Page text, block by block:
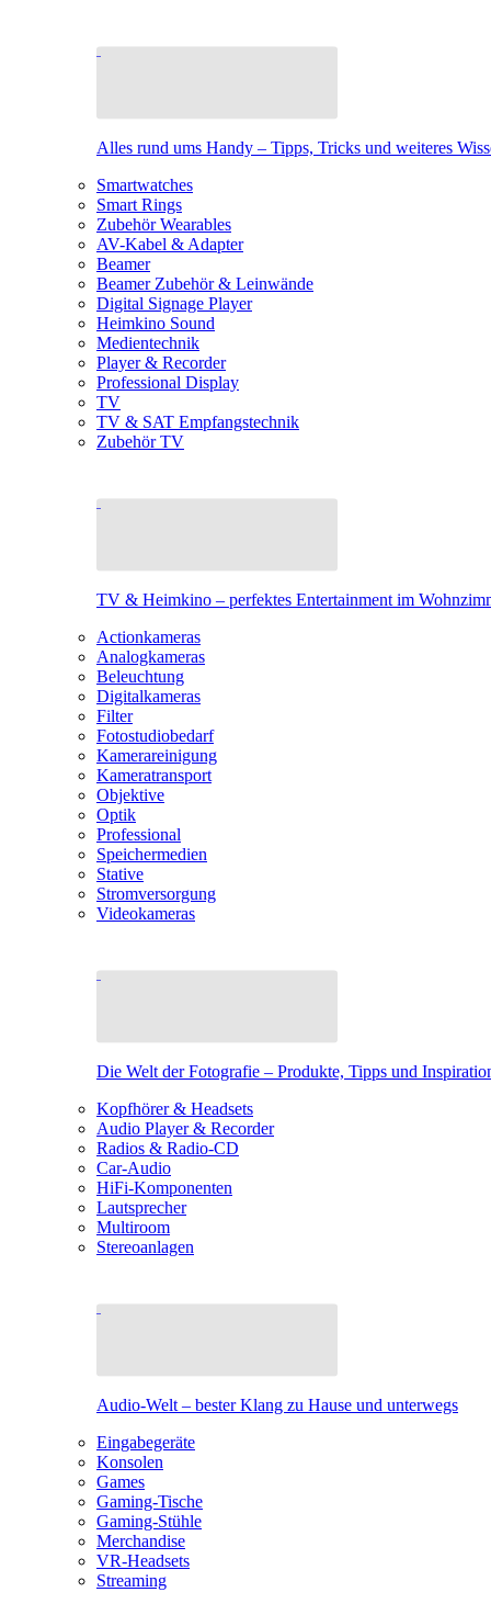
Alles rund ums Handy – Tipps, Tricks und weiteres
Smartwatches
Smart Rings
Zubehör Wearables
AV-Kabel & Adapter
Beamer
Beamer Zubehör & Leinwände
Digital Signage Player
Heimkino Sound
Medientechnik
Player & Recorder
Professional Display
TV
TV & SAT Empfangstechnik
Zubehör TV
TV & Heimkino – perfektes Entertainment im
Actionkameras
Analogkameras
Beleuchtung
Digitalkameras
Filter
Fotostudiobedarf
Kamerareinigung
Kameratransport
Objektive
Optik
Professional
Speichermedien
Stative
Stromversorgung
Videokameras
Die Welt der Fotografie – Produkte, Tipps und
Kopfhörer & Headsets
Audio Player & Recorder
Radios & Radio-CD
Car-Audio
HiFi-Komponenten
Lautsprecher
Multiroom
Stereoanlagen
Audio-Welt – bester Klang zu Hause und unterwegs
Eingabegeräte
Konsolen
Games
Gaming-Tische
Gaming-Stühle
Merchandise
VR-Headsets
Streaming